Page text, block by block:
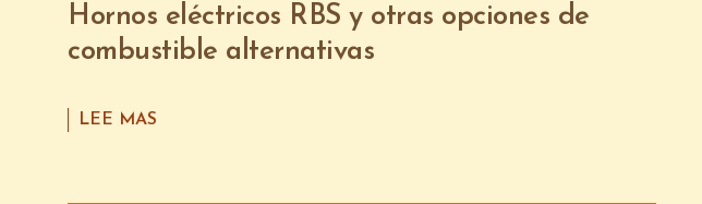
Hornos eléctricos RBS y otras opciones de
combustible alternativas
LEE MAS